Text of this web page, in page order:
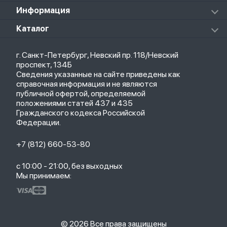
Xiaomi Redmi Pad
Роботы-пылесосы
Стилусы
Товары для детей
Саундбары
Мониторы
ТВ-приставки
Аксессуары к пылесосам и швабрам
Чехлы
Рюкзаки
Кабели
Зарядные устройства
Информация
О магазине
Политика конфиденциальности
Оплата и доставка
Партнерская программа
Гарантия
Обмен и возврат
Бонусы
Trade-in
Каталог
Новые поступления
Популярное
Акции
г. Санкт-Петербург, Невский пр. 118/Невский
проспект, 134Б
Сведения указанные на сайте приведены как
справочная информация и не являются
публичной офертой, определяемой
положениями статей 437 и 435
Гражданского кодекса Российской
Федерации.
+7 (812) 660-53-80
с 10:00 - 21:00, без выходных
Мы принимаем:
© 2026 Все права защищены